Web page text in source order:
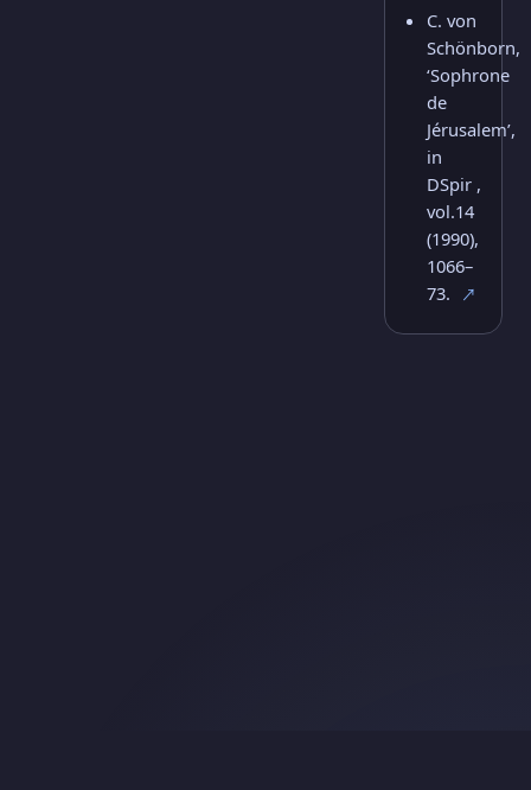
C. von
Schönborn,
‘Sophrone
de
Jérusalem’,
in
DSpir ,
vol.14
(1990),
1066–
73.
↗